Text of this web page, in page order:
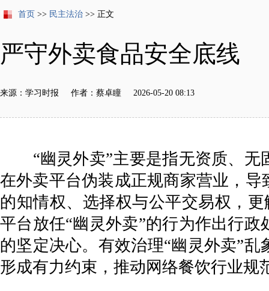
首页 >> 民主法治 >> 正文
严守外卖食品安全底线
来源：学习时报 作者：蔡卓瞳 2026-05-20 08:13
“幽灵外卖”主要是指无资质、无
在外卖平台伪装成正规商家营业，
的知情权、选择权与公平交易权，
平台放任“幽灵外卖”的行为作出行
的坚定决心。有效治理“幽灵外卖”
形成有力约束，推动网络餐饮行业规